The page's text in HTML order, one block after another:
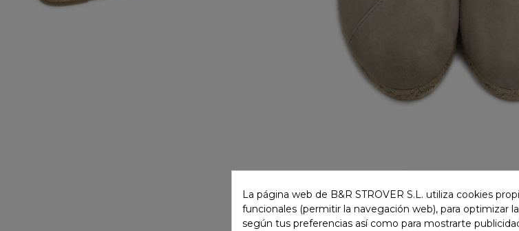
La página web de B&R STROVER S.L. utiliza cookies
funcionales (permitir la navegación web), para optimizar
según tus preferencias así como para mostrarte